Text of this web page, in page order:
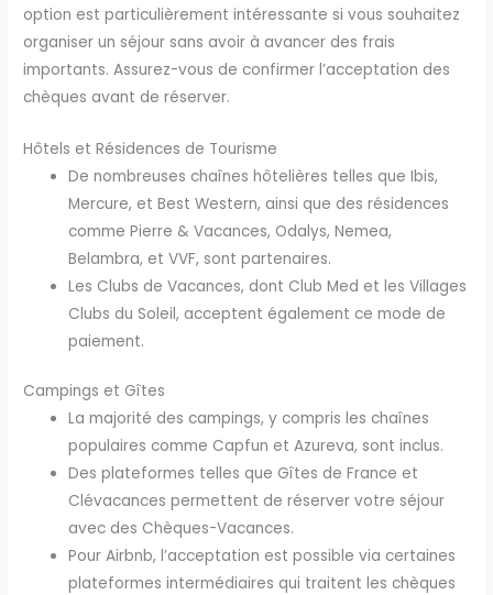
option est particulièrement intéressante si vous souhaitez
organiser un séjour sans avoir à avancer des frais
importants. Assurez-vous de confirmer l’acceptation des
chèques avant de réserver.
Hôtels et Résidences de Tourisme
De nombreuses chaînes hôtelières telles que Ibis,
Mercure, et Best Western, ainsi que des résidences
comme Pierre & Vacances, Odalys, Nemea,
Belambra, et VVF, sont partenaires.
Les Clubs de Vacances, dont Club Med et les Villages
Clubs du Soleil, acceptent également ce mode de
paiement.
Campings et Gîtes
La majorité des campings, y compris les chaînes
populaires comme Capfun et Azureva, sont inclus.
Des plateformes telles que Gîtes de France et
Clévacances permettent de réserver votre séjour
avec des Chèques-Vacances.
Pour Airbnb, l’acceptation est possible via certaines
plateformes intermédiaires qui traitent les chèques